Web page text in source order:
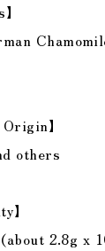
】
others
】
2.8g x